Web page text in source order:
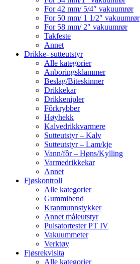
For 42 mm/ 5/4″ vakuumrør
For 50 mm/ 1 1/2″ vakuumrør
For 58 mm/ 2″ vakuumrør
Takfeste
Annet
Drikke- sutteutstyr
Alle kategorier
Anboringsklammer
Beslag/Biteskinner
Drikkekar
Drikkenipler
Fôrkrybber
Høyhekk
Kalvedrikkvarmere
Sutteutstyr – Kalv
Sutteutstyr – Lam/kje
Vann/fôr – Høns/Kylling
Varmedrikkekar
Annet
Fjøskontroll
Alle kategorier
Gummibend
Kranmunnstykker
Annet måleutstyr
Pulsatortester PT IV
Vakuummeter
Verktøy
Fjøsrekvisita
Alle kategorier